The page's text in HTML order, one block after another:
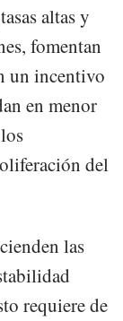
altas y
fomentan
un incentivo
en menor
del
las
requiere de